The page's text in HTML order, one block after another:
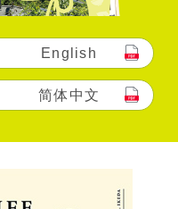
English
简体中文